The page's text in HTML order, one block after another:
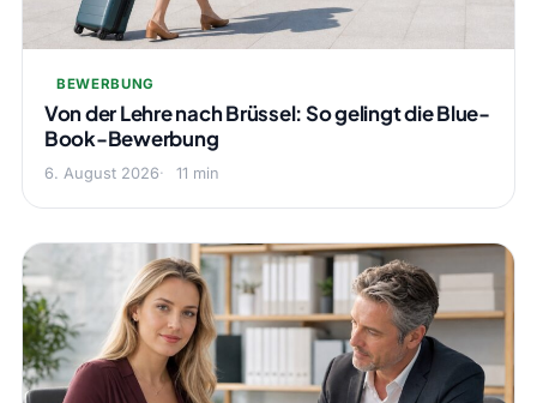
BEWERBUNG
Von der Lehre nach Brüssel: So gelingt die Blue-
Book-Bewerbung
6. August 2026 11 min